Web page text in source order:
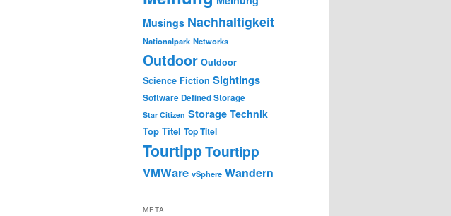
Musings Nachhaltigkeit
Nationalpark Networks
Outdoor Outdoor
Science Fiction Sightings
Software Defined Storage
Star Citizen Storage Technik
Top Titel Top Titel
TourtippTourtipp
VMWare vSphere Wandern
META